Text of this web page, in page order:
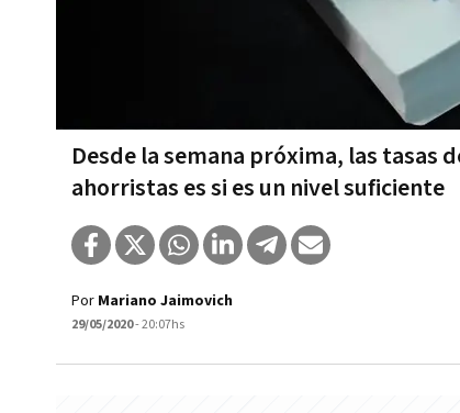
Desde la semana próxima, las tasas
ahorristas es si es un nivel suficiente
Por Mariano Jaimovich
29/05/2020- 20:07hs